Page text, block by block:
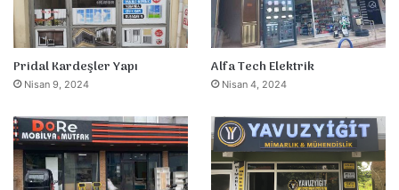
Pridal Kardeşler Yapı
Nisan 9, 2024
Alfa Tech Elektrik
Nisan 4, 2024